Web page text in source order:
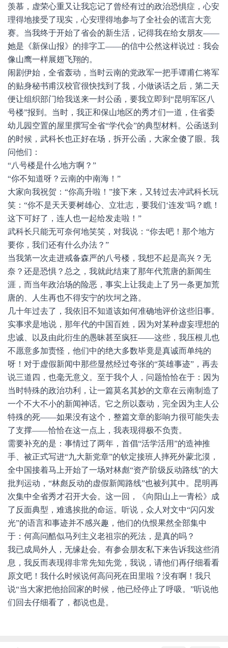
羡慕，虚荣心重又让我忘记了曾经有过的政治恐惧症，心安
理得地接受了现实，心安理得地参与了全社会的谎言大竞
赛。当我终于开始了省会的新生活，记得我在给女朋友——
她是《新保山报》的排字工——的信中公然这样说过：我会
像山鹰一样展翅飞翔的。
闹剧伊始，全省轰动，当时云南的党政军一把手谭甫仁将军
的贴身秘书甫汉校官很快找到了我，小做谈话之后，第二天
便让组织部门给我送来一封公函，要我立即到“昆明军区八
号楼”报到。当时，我正和保山地区的秀才们一道，住省委
幼儿园空置的屋里撰写全省“学代会”的典型材料。公函送到
的时候，武科长也正好在场，拆开公函，大家全傻了眼。我
问他们：
“八号楼是什么地方啊？”
“你不知道呀？云南的中南海！”
大家向我祝贺：“你高升啦！”接下来，又转过去冲武科长玩
笑：“你不是天天要树雄心、立壮志，要我们‘连发’吗？瞧！
这下可好了，连人也一起给发走啦！”
武科长只能无可奈何地笑笑，对我说：“你去吧！那个地方
要你，我们还有什么办法？”
当我第一次走进戒备森严的八号楼，我想不起是高兴？无
奈？还是恐惧？总之，我就此结束了那年代荒唐的新闻生
涯，而当年政治场的险恶，事实上让我走上了另一条更加荒
唐的、人生再也不得安宁的坎坷之路。
几十年过去了，我依旧不知道该如何准确地评价这些旧事。
实事求是地说，那年代的中国百姓，因为对某种虚妄理想的
忠诚、以及由此衍生的愚昧甚至疯狂——这些，我压根儿也
不愿意多加责怪，他们中的绝大多数毕竟是真诚而单纯的
呀！对于虚假新闻中那些显然经过夸张的“英雄事迹”，再去
说三道四，也毫无意义。至于我个人，问题恰恰在于：因为
当时特殊的政治功利，让一篇莫名其妙的文章在云南制造了
一个不大不小的新闻神话。它之所以轰动，完全因为主人公
特殊的死——如果没有这个，整篇文章的影响力很可能失去
了支撑——恰恰在这一点上，我表现得极不负责。
需要补充的是：事情过了两年，首倡“活学活用”的造神推
手、被正式写进“九大新党章”的钦定接班人摔死外蒙北漠，
全中国接着马上开始了一场对林彪“资产阶级反动路线”的大
批判运动，“林彪反动的虚假新闻路线”也被列其中。昆明再
次集中全省秀才召开大会。这一回，《向阳山上一青松》成
了反面典型，难逃挨批的命运。听说，众人对文中“闪闪发
光”的语言和事迹并不感兴趣，他们的仇恨果然全部集中
于：何高问酷似马列主义老祖宗的死法，是真的吗？
我已成局外人，无缘赴会。有参会朋友私下来告诉我这些消
息，我反而表现得非常先知先觉，我说，请他们再仔细看看
原文吧！我什么时候说何高问死在田里啦？没有啊！我只
说“当大家把他抬回家的时候，他已经停止了呼吸。”听说他
们回去仔细看了，都说也是。